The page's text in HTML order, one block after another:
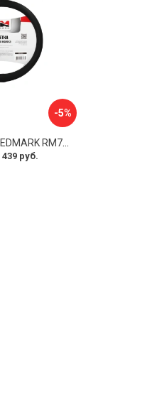
-5%
Оплетка руля REDMARK RM78002
439 руб.